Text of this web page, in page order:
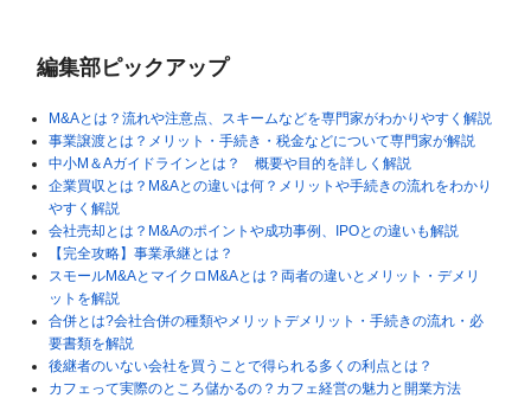
編集部ピックアップ
M&Aとは？流れや注意点、スキームなどを専門家がわかりやすく解説
事業譲渡とは？メリット・手続き・税金などについて専門家が解説
中小M＆Aガイドラインとは？ 概要や目的を詳しく解説
企業買収とは？M&Aとの違いは何？メリットや手続きの流れをわかり
やすく解説
会社売却とは？M&Aのポイントや成功事例、IPOとの違いも解説
【完全攻略】事業承継とは？
スモールM&AとマイクロM&Aとは？両者の違いとメリット・デメリ
ットを解説
合併とは?会社合併の種類やメリットデメリット・手続きの流れ・必
要書類を解説
後継者のいない会社を買うことで得られる多くの利点とは？
カフェって実際のところ儲かるの？カフェ経営の魅力と開業方法